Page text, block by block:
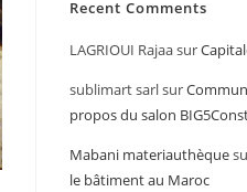
Recent Comments
LAGRIOUI Rajaasur
sublimart sarlsur
propos du salon
Mabani materiauthèque
le bâtiment au Maroc